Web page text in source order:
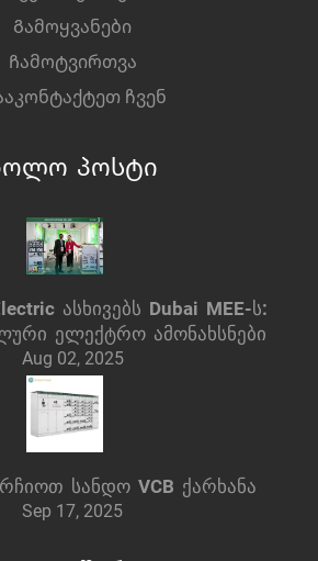
Გამოყვანები
Ჩამოტვირთვა
ჩვენ
პოსტი
ასხივებს Dubai MEE-ს:
ელექტრო ამონახსნები
Aug 02, 2025
სანდო VCB ქარხანა
Sep 17, 2025